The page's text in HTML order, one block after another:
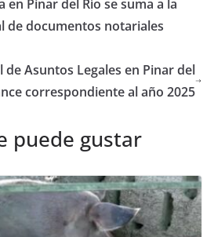
en Pinar del Río se suma a la
de documentos notariales
de Asuntos Legales en Pinar del
correspondiente al año 2025
puede gustar